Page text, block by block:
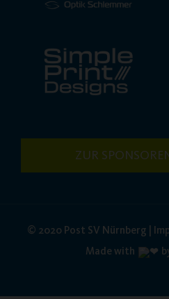
ZUR
© 2020 Post SV Nürnberg |
Made with